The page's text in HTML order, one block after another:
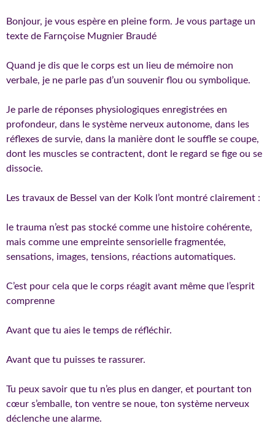
Bonjour, je vous espère en pleine form. Je vous partage un
texte de Farnçoise Mugnier Braudé
Quand je dis que le corps est un lieu de mémoire non
verbale, je ne parle pas d’un souvenir flou ou symbolique.
Je parle de réponses physiologiques enregistrées en
profondeur, dans le système nerveux autonome, dans les
réflexes de survie, dans la manière dont le souffle se coupe,
dont les muscles se contractent, dont le regard se fige ou se
dissocie.
Les travaux de Bessel van der Kolk l’ont montré clairement :
le trauma n’est pas stocké comme une histoire cohérente,
mais comme une empreinte sensorielle fragmentée,
sensations, images, tensions, réactions automatiques.
C’est pour cela que le corps réagit avant même que l’esprit
comprenne
Avant que tu aies le temps de réfléchir.
Avant que tu puisses te rassurer.
Tu peux savoir que tu n’es plus en danger, et pourtant ton
cœur s’emballe, ton ventre se noue, ton système nerveux
déclenche une alarme.